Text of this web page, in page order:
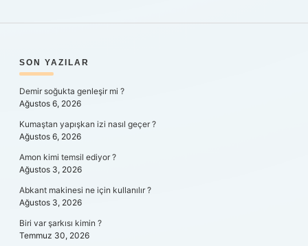
SIDEBAR
SON YAZILAR
Demir soğukta genleşir mi ?
Ağustos 6, 2026
Kumaştan yapışkan izi nasıl geçer ?
Ağustos 6, 2026
Amon kimi temsil ediyor ?
Ağustos 3, 2026
Abkant makinesi ne için kullanılır ?
Ağustos 3, 2026
Biri var şarkısı kimin ?
Temmuz 30, 2026